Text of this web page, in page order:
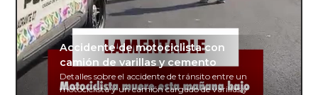
Accidente de motociclista con
camión de varillas y cemento
Detalles sobre el accidente de tránsito entre un
motociclista y un camión cargado de varillas y